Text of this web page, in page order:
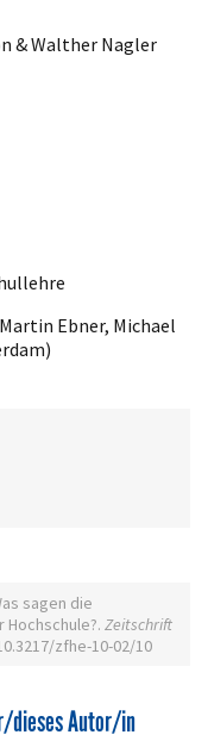
& Walther Nagler
Ebner, Michael
sagen die
Zeitschrift
zfhe-10-02/10
dieses Autor/in